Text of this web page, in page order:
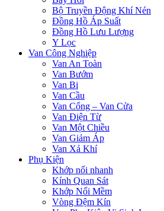
Bộ Truyền Động Khí Nén
Đồng Hồ Áp Suất
Đồng Hồ Lưu Lượng
Y Lọc
Van Công Nghiệp
Van An Toàn
Van Bướm
Van Bi
Van Cầu
Van Cổng – Van Cửa
Van Điện Từ
Van Một Chiều
Van Giảm Áp
Van Xả Khí
Phụ Kiện
Khớp nối nhanh
Kính Quan Sát
Khớp Nối Mềm
Vòng Đệm Kín